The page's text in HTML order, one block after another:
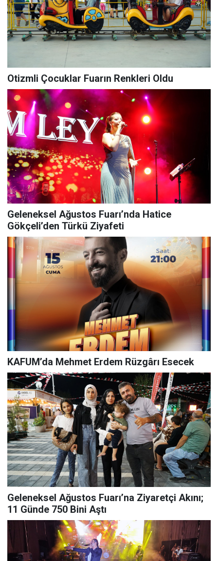
Otizmli Çocuklar Fuarın Renkleri Oldu
Geleneksel Ağustos Fuarı’nda Hatice
Gökçeli’den Türkü Ziyafeti
KAFUM’da Mehmet Erdem Rüzgârı Esecek
Geleneksel Ağustos Fuarı’na Ziyaretçi Akını;
11 Günde 750 Bini Aştı